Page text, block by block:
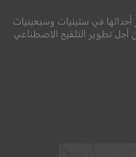
أحداثها في ستينيات وسبعينيات
أجل تطوير التلقيح الاصطناعي